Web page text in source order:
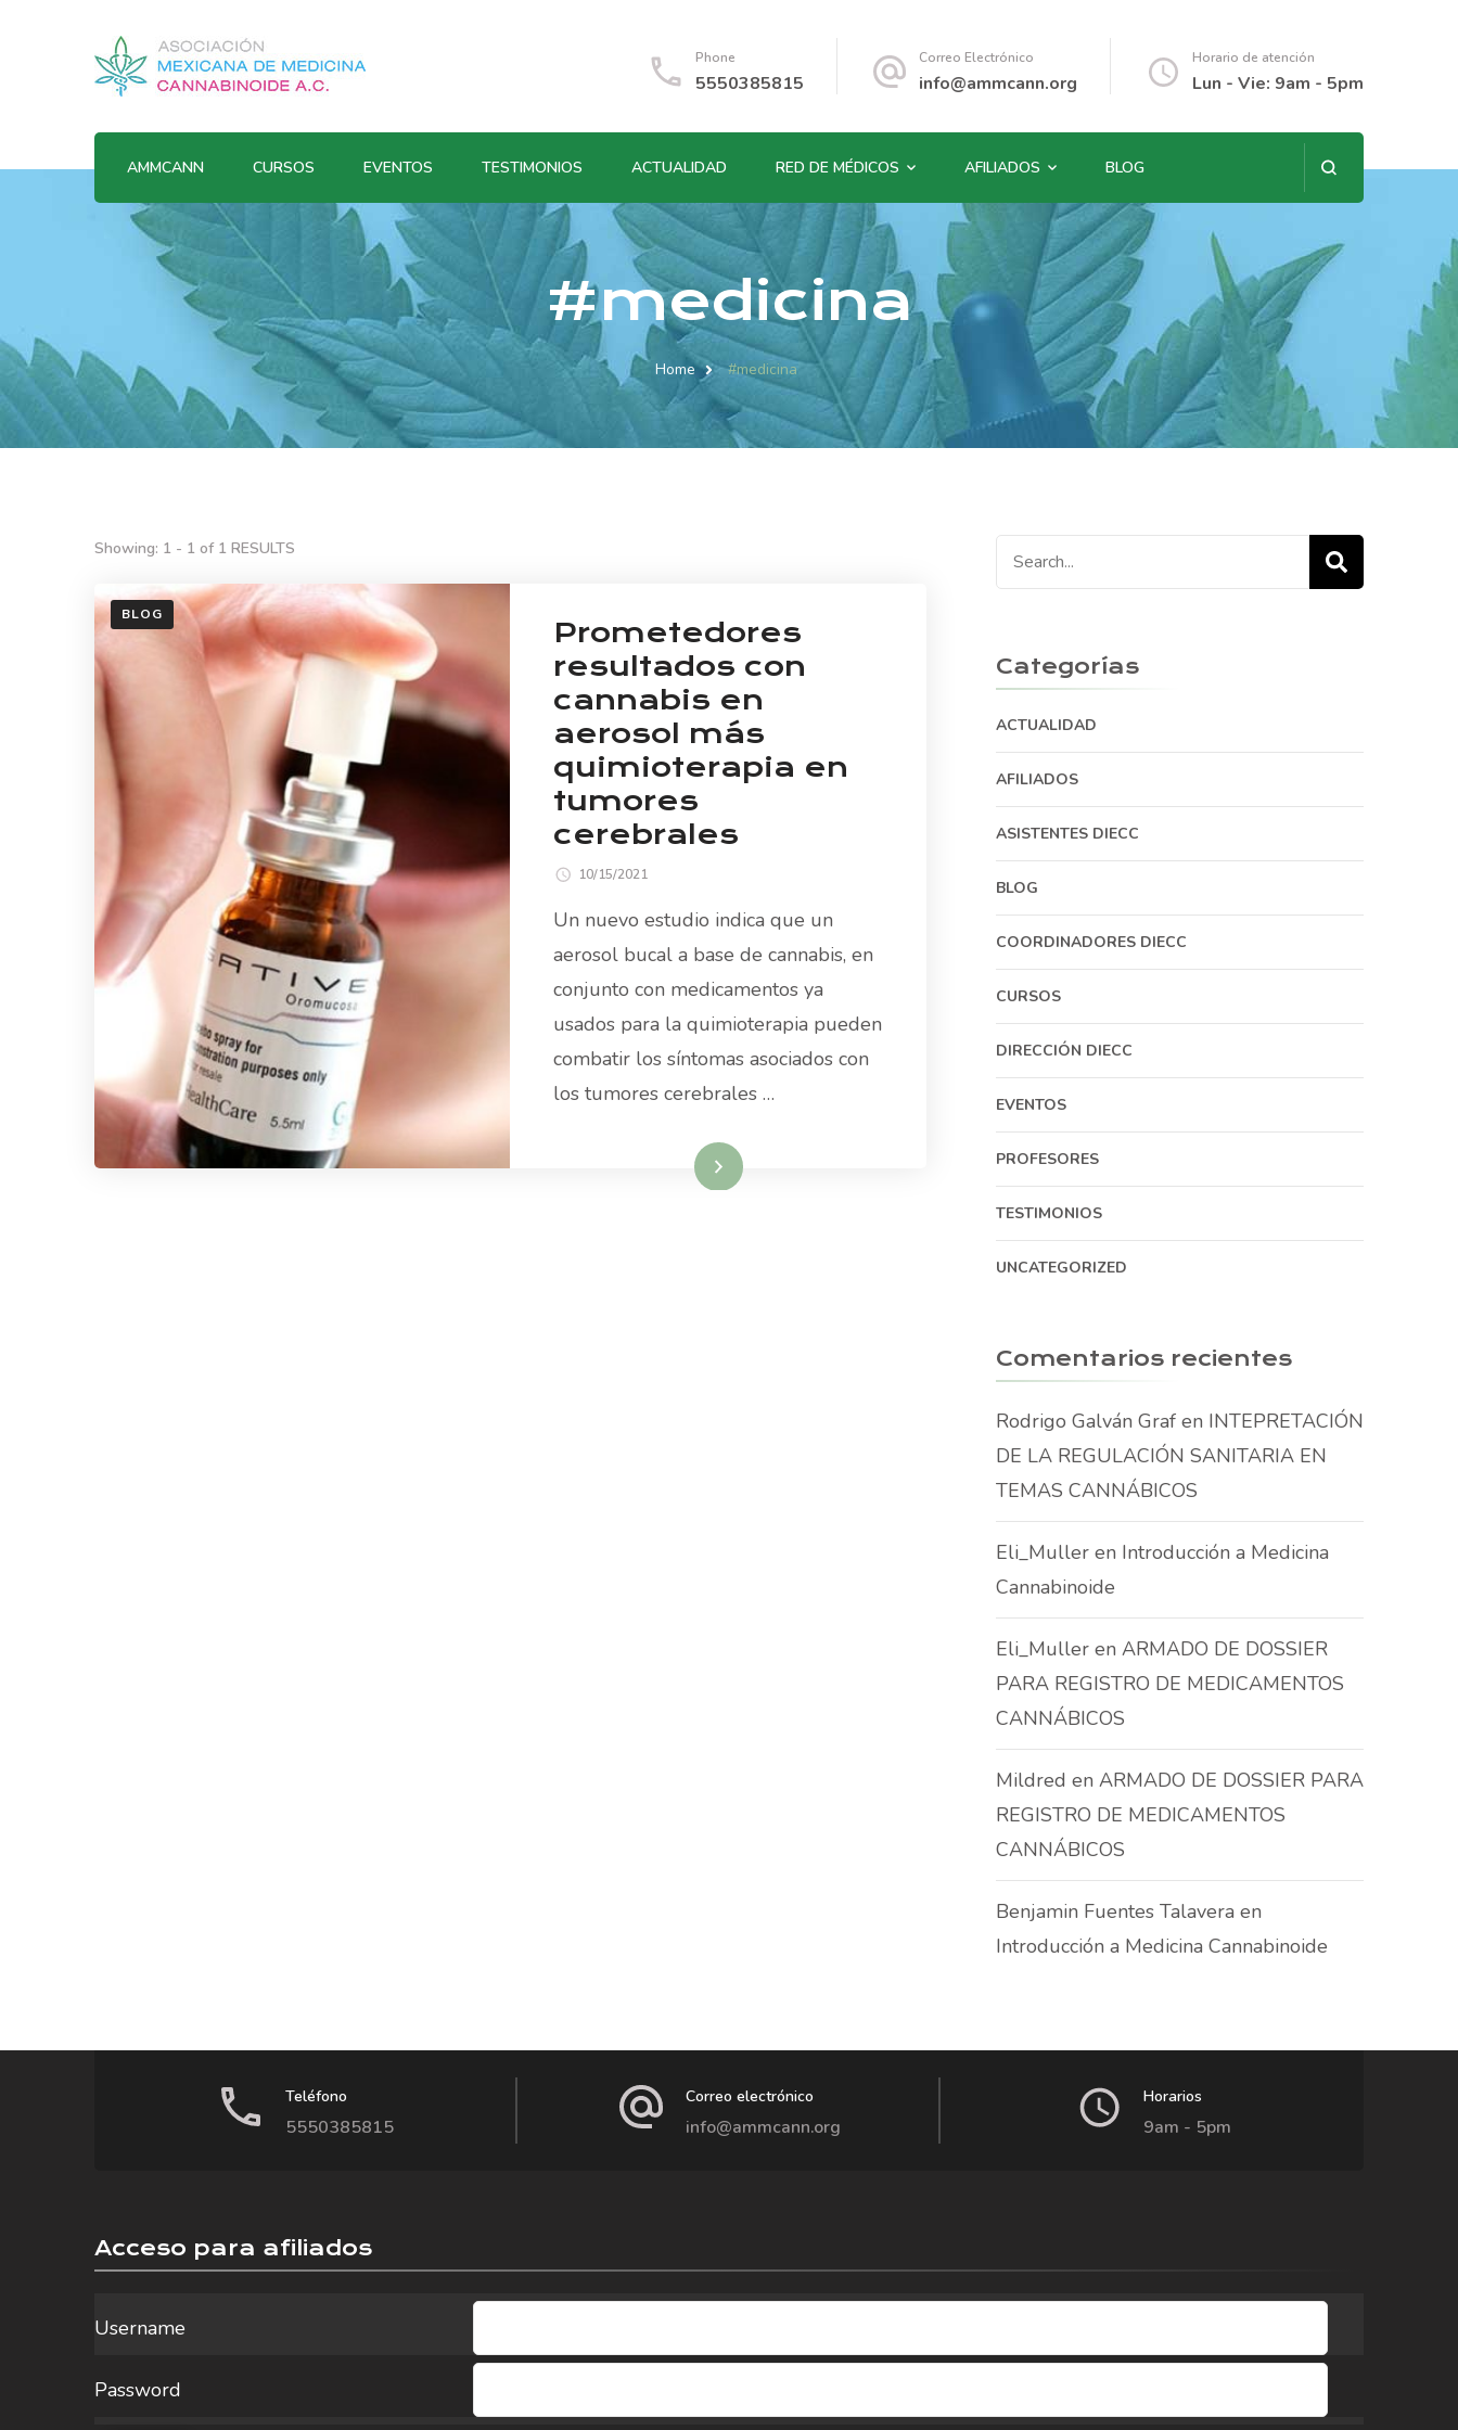
Phone
5550385815
Correo Electrónico
info@ammcann.org
Horario de atención
Lun - Vie: 9am - 5pm
AMMCANN CURSOS EVENTOS TESTIMONIOS ACTUALIDAD RED DE MÉDICOS AFILIADOS BLOG
#medicina
Home #medicina
Showing: 1 - 1 of 1 RESULTS
BLOG
Prometedores
resultados con
cannabis en
aerosol más
quimioterapia en
tumores
cerebrales
10/15/2021
Un nuevo estudio indica que un
aerosol bucal a base de cannabis, en
conjunto con medicamentos ya
usados para la quimioterapia pueden
combatir los síntomas asociados con
los tumores cerebrales …
Read More
Search
for:
Categorías
ACTUALIDAD
AFILIADOS
ASISTENTES DIECC
BLOG
COORDINADORES DIECC
CURSOS
DIRECCIÓN DIECC
EVENTOS
PROFESORES
TESTIMONIOS
UNCATEGORIZED
Comentarios recientes
Rodrigo Galván Grafen INTEPRETACIÓN
DE LA REGULACIÓN SANITARIA EN
TEMAS CANNÁBICOS
Eli_Mulleren Introducción a Medicina
Cannabinoide
Eli_Mulleren ARMADO DE DOSSIER
PARA REGISTRO DE MEDICAMENTOS
CANNÁBICOS
Mildred en ARMADO DE DOSSIER PARA
REGISTRO DE MEDICAMENTOS
CANNÁBICOS
Benjamin Fuentes Talaveraen
Introducción a Medicina Cannabinoide
Teléfono
5550385815
Correo electrónico
info@ammcann.org
Horarios
9am - 5pm
Acceso para afiliados
Username
Password